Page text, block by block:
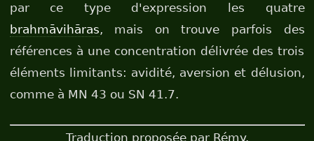
par ce type d'expression les quatre
brahmāvihāras, mais on trouve parfois des
références à une concentration délivrée des trois
éléments limitants: avidité, aversion et délusion,
comme à MN 43 ou SN 41.7.
Traduction proposée par Rémy.